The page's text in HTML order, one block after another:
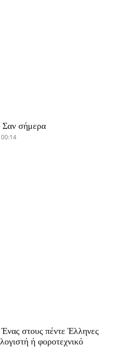
Σαν σήμερα
στους πέντε Έλληνες
ή φοροτεχνικό